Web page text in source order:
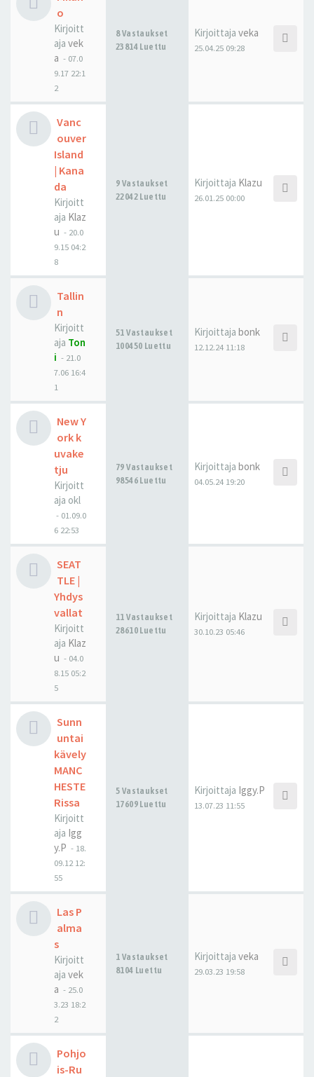
o
Kirjoitt
aja vek
a - 07.0
9.17 22:1
2
8 Vastaukset
23814 Luettu
Kirjoittaja veka
25.04.25 09:28
Vanc
ouver
Island
| Kana
da
Kirjoitt
aja Klaz
u - 20.0
9.15 04:2
8
9 Vastaukset
22042 Luettu
Kirjoittaja Klazu
26.01.25 00:00
Tallin
n
Kirjoitt
aja Ton
i - 21.0
7.06 16:4
1
51 Vastaukset
100450 Luettu
Kirjoittaja bonk
12.12.24 11:18
New Y
ork k
uvake
tju
Kirjoitt
aja okl
- 01.09.0
6 22:53
79 Vastaukset
98546 Luettu
Kirjoittaja bonk
04.05.24 19:20
SEAT
TLE |
Yhdys
vallat
Kirjoitt
aja Klaz
u - 04.0
8.15 05:2
5
11 Vastaukset
28610 Luettu
Kirjoittaja Klazu
30.10.23 05:46
Sunn
untai
kävely
MANC
HESTE
Rissa
Kirjoitt
aja Igg
y.P - 18.
09.12 12:
55
5 Vastaukset
17609 Luettu
Kirjoittaja Iggy.P
13.07.23 11:55
Las P
alma
s
Kirjoitt
aja vek
a - 25.0
3.23 18:2
2
1 Vastaukset
8104 Luettu
Kirjoittaja veka
29.03.23 19:58
Pohjo
is-Ru